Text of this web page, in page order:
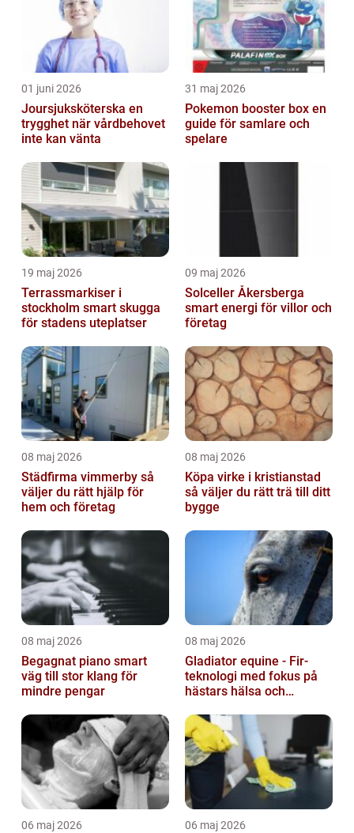
01 juni 2026
Joursjuksköterska en
trygghet när vårdbehovet
inte kan vänta
31 maj 2026
Pokemon booster box en
guide för samlare och
spelare
19 maj 2026
Terrassmarkiser i
stockholm smart skugga
för stadens uteplatser
09 maj 2026
Solceller Åkersberga
smart energi för villor och
företag
08 maj 2026
Städfirma vimmerby så
väljer du rätt hjälp för
hem och företag
08 maj 2026
Köpa virke i kristianstad
så väljer du rätt trä till ditt
bygge
08 maj 2026
Begagnat piano smart
väg till stor klang för
mindre pengar
08 maj 2026
Gladiator equine - Fir-
teknologi med fokus på
hästars hälsa och
06 maj 2026 06 maj 2026